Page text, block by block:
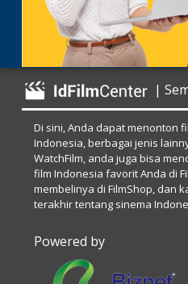
|
Di sini, Anda dapat menonton
Indonesia, berbagai jenis
WatchFilm, anda juga bisa
film Indonesia favorit Anda di
membelinya di FilmShop, dan
terakhir tentang sinema
Powered by